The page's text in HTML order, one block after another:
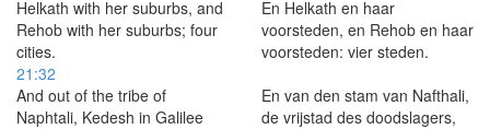
Helkath with her suburbs, and
Rehob with her suburbs; four
cities.
En Helkath en haar
voorsteden, en Rehob en haar
voorsteden: vier steden.
21:32
And out of the tribe of
Naphtali, Kedesh in Galilee
En van den stam van Nafthali,
de vrijstad des doodslagers,